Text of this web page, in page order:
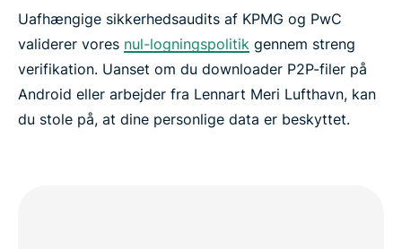
Uafhængige sikkerhedsaudits af KPMG og PwC
validerer vores nul-logningspolitik gennem streng
verifikation. Uanset om du downloader P2P-filer på
Android eller arbejder fra Lennart Meri Lufthavn, kan
du stole på, at dine personlige data er beskyttet.